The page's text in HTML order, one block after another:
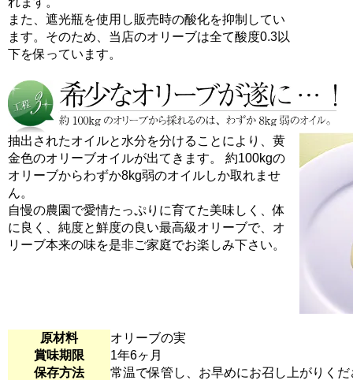
また、遮光瓶を使用し販売時の酸化を抑制してい
ます。そのため、当店のオリーブは全て酸度0.3以
下を保っています。
抽出されたオイルと水分を分けることにより、黄
金色のオリーブオイルが出てきます。 約100kgの
オリーブからわずか8kg弱のオイルしか取れませ
ん。
自慢の農園で愛情たっぷりに育てた美味しく、体
に良く、純度と鮮度の良い最高級オリーブで、オ
リーブ本来の味を是非ご家庭でお楽しみ下さい。
原材料
オリーブの実
賞味期限
1年6ヶ月
保存方法
常温で保管し、お早めにお召し上がりくだ